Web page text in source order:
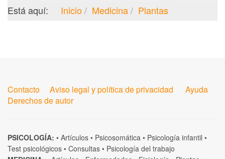
Está aquí: Inicio Medicina Plantas
Contacto Aviso legal y política de privacidad
Ayuda
Derechos de autor
PSICOLOGÍA: • Artículos • Psicosomática • Psicología infantil •
Test psicológicos • Consultas • Psicología del trabajo